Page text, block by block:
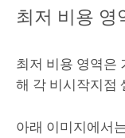
최저 비용 영
최저 비용 영역은
해 각 비시작지점
아래 이미지에서